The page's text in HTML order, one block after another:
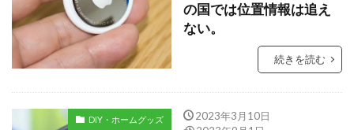
の国では位置情報は追え
ない。
続きを読む
DIY・ホームグッズ
2023年3月10日